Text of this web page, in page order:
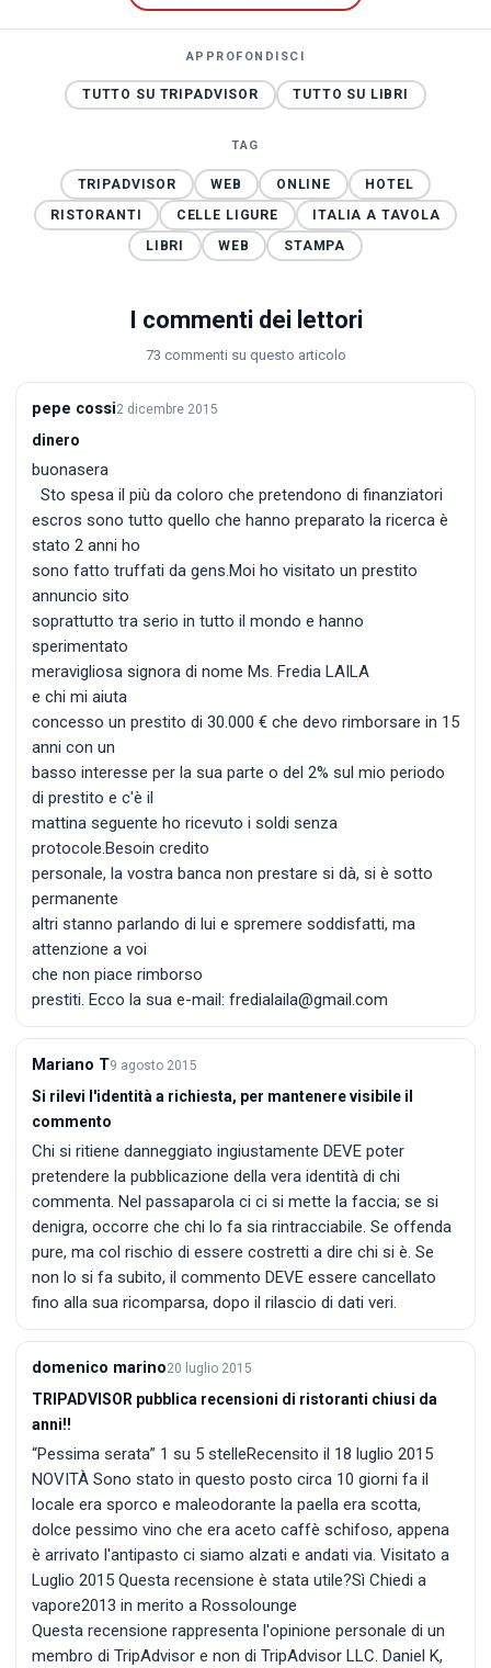
APPROFONDISCI
TUTTO SU TRIPADVISOR TUTTO SU LIBRI
TAG
TRIPADVISOR WEB ONLINE
HOTEL
RISTORANTI
CELLE LIGURE
ITALIA A TAVOLA
LIBRI
WEB STAMPA
I commenti dei lettori
73 commenti su questo articolo
pepe cossi2 dicembre 2015
dinero
buonasera
Sto spesa il più da coloro che pretendono di finanziatori
escros sono tutto quello che hanno preparato la ricerca è
stato 2 anni ho
sono fatto truffati da gens.Moi ho visitato un prestito
annuncio sito
soprattutto tra serio in tutto il mondo e hanno
sperimentato
meravigliosa signora di nome Ms. Fredia LAILA
e chi mi aiuta
concesso un prestito di 30.000 € che devo rimborsare in 15
anni con un
basso interesse per la sua parte o del 2% sul mio periodo
di prestito e c'è il
mattina seguente ho ricevuto i soldi senza
protocole.Besoin credito
personale, la vostra banca non prestare si dà, si è sotto
permanente
altri stanno parlando di lui e spremere soddisfatti, ma
attenzione a voi
che non piace rimborso
prestiti. Ecco la sua e-mail: fredialaila@gmail.com
Mariano T9 agosto 2015
Si rilevi l'identità a richiesta, per mantenere visibile il
commento
Chi si ritiene danneggiato ingiustamente DEVE poter
pretendere la pubblicazione della vera identità di chi
commenta. Nel passaparola ci ci si mette la faccia; se si
denigra, occorre che chi lo fa sia rintracciabile. Se offenda
pure, ma col rischio di essere costretti a dire chi si è. Se
non lo si fa subito, il commento DEVE essere cancellato
fino alla sua ricomparsa, dopo il rilascio di dati veri.
domenico marino20 luglio 2015
TRIPADVISOR pubblica recensioni di ristoranti chiusi da
anni!!
“Pessima serata” 1 su 5 stelleRecensito il 18 luglio 2015
NOVITÀ Sono stato in questo posto circa 10 giorni fa il
locale era sporco e maleodorante la paella era scotta,
dolce pessimo vino che era aceto caffè schifoso, appena
è arrivato l'antipasto ci siamo alzati e andati via. Visitato a
Luglio 2015 Questa recensione è stata utile?Sì Chiedi a
vapore2013 in merito a Rossolounge
Questa recensione rappresenta l'opinione personale di un
membro di TripAdvisor e non di TripAdvisor LLC. Daniel K,